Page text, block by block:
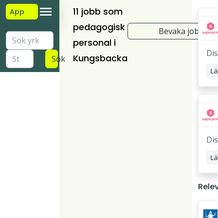
App
Sök
11 jobb som
pedagogisk
personal i
Kungsbacka
Bevaka jobb